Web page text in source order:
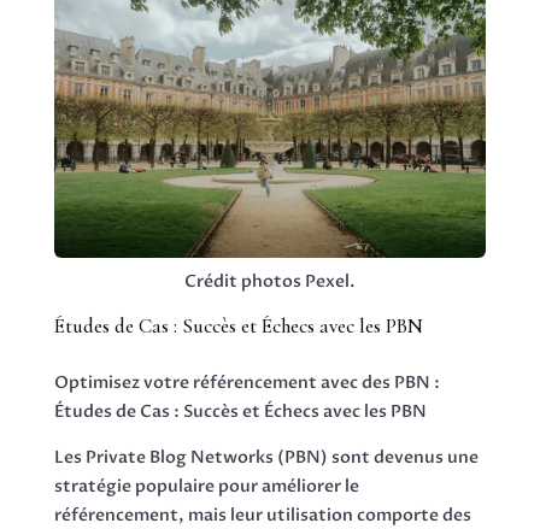
Crédit photos Pexel.
Études de Cas : Succès et Échecs avec les PBN
Optimisez votre référencement avec des PBN :
Études de Cas : Succès et Échecs avec les PBN
Les Private Blog Networks (PBN) sont devenus une
stratégie populaire pour améliorer le
référencement, mais leur utilisation comporte des